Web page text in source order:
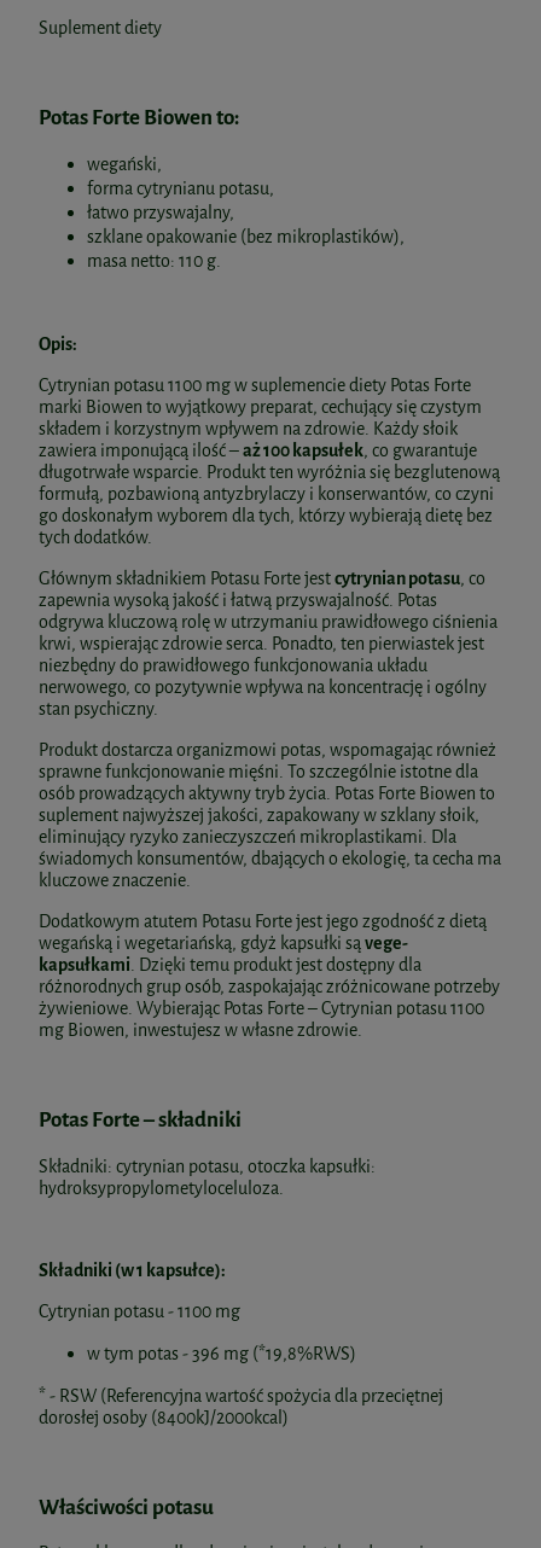
Suplement diety
Potas Forte Biowen to:
wegański,
forma cytrynianu potasu,
łatwo przyswajalny,
szklane opakowanie (bez mikroplastików),
masa netto: 110 g.
Opis:
Cytrynian potasu 1100 mg w suplemencie diety Potas Forte
marki Biowen to wyjątkowy preparat, cechujący się czystym
składem i korzystnym wpływem na zdrowie. Każdy słoik
zawiera imponującą ilość –aż 100 kapsułek, co gwarantuje
długotrwałe wsparcie. Produkt ten wyróżnia się bezglutenową
formułą, pozbawioną antyzbrylaczy i konserwantów, co czyni
go doskonałym wyborem dla tych, którzy wybierają dietę bez
tych dodatków.
Głównym składnikiem Potasu Forte jestcytrynian potasu, co
zapewnia wysoką jakość i łatwą przyswajalność. Potas
odgrywa kluczową rolę w utrzymaniu prawidłowego ciśnienia
krwi, wspierając zdrowie serca. Ponadto, ten pierwiastek jest
niezbędny do prawidłowego funkcjonowania układu
nerwowego, co pozytywnie wpływa na koncentrację i ogólny
stan psychiczny.
Produkt dostarcza organizmowi potas, wspomagając również
sprawne funkcjonowanie mięśni. To szczególnie istotne dla
osób prowadzących aktywny tryb życia. Potas Forte Biowen to
suplement najwyższej jakości, zapakowany w szklany słoik,
eliminujący ryzyko zanieczyszczeń mikroplastikami. Dla
świadomych konsumentów, dbających o ekologię, ta cecha ma
kluczowe znaczenie.
Dodatkowym atutem Potasu Forte jest jego zgodność z dietą
wegańską i wegetariańską, gdyż kapsułki sąvege-
kapsułkami. Dzięki temu produkt jest dostępny dla
różnorodnych grup osób, zaspokajając zróżnicowane potrzeby
żywieniowe. Wybierając Potas Forte – Cytrynian potasu 1100
mg Biowen, inwestujesz w własne zdrowie.
Potas Forte – składniki
Składniki: cytrynian potasu, otoczka kapsułki:
hydroksypropylometyloceluloza.
Składniki (w 1 kapsułce):
Cytrynian potasu - 1100 mg
w tym potas - 396 mg (*19,8%RWS)
* - RSW (Referencyjna wartość spożycia dla przeciętnej
dorosłej osoby (8400kJ/2000kcal)
Właściwości potasu